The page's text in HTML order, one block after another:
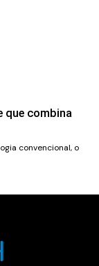
que combina
convencional, o